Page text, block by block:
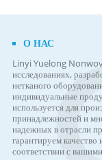
О НАС
Linyi Yuelong
исследованиях,
нетканого
индивидуальные
используется для
принадлежностей и
надежных в отрасли
гарантируем
соответствии с